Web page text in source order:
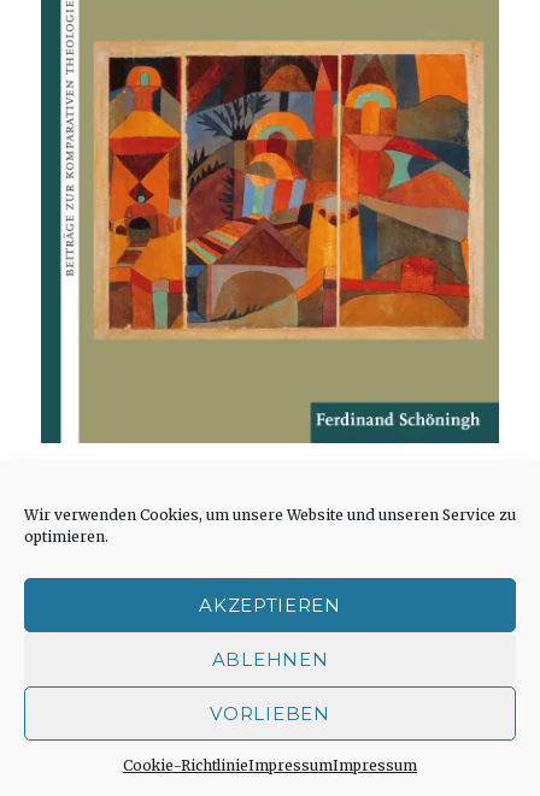
Wir verwenden Cookies, um unsere Website und unseren Service zu
optimieren.
AKZEPTIEREN
ABLEHNEN
VORLIEBEN
Cookie-RichtlinieImpressumImpressum
einerseits auf die Erosion des Gottesbegriffs
aktuelle Diskussionen um den Theismus in
Theologie, Philosophie und interreligiösem
Dialog. Die zusammenfassende Vorstellung
aller Artikel in der Einleitung soll hier nicht
Inhaltsverzeichnis und Einführung: